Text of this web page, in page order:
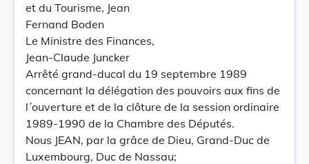
et du Tourisme, Jean
Fernand Boden
Le Ministre des Finances,
Jean-Claude Juncker
Arrêté grand-ducal du 19 septembre 1989
concernant la délégation des pouvoirs aux fins de
l´ouverture et de la clôture de la session ordinaire
1989-1990 de la Chambre des Députés.
Nous JEAN, par la grâce de Dieu, Grand-Duc de
Luxembourg, Duc de Nassau;